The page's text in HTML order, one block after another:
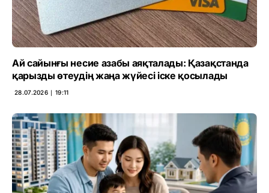
Ай сайынғы несие азабы аяқталады: Қазақстанда
қарызды өтеудің жаңа жүйесі іске қосылады
28.07.2026 ∣ 19:11